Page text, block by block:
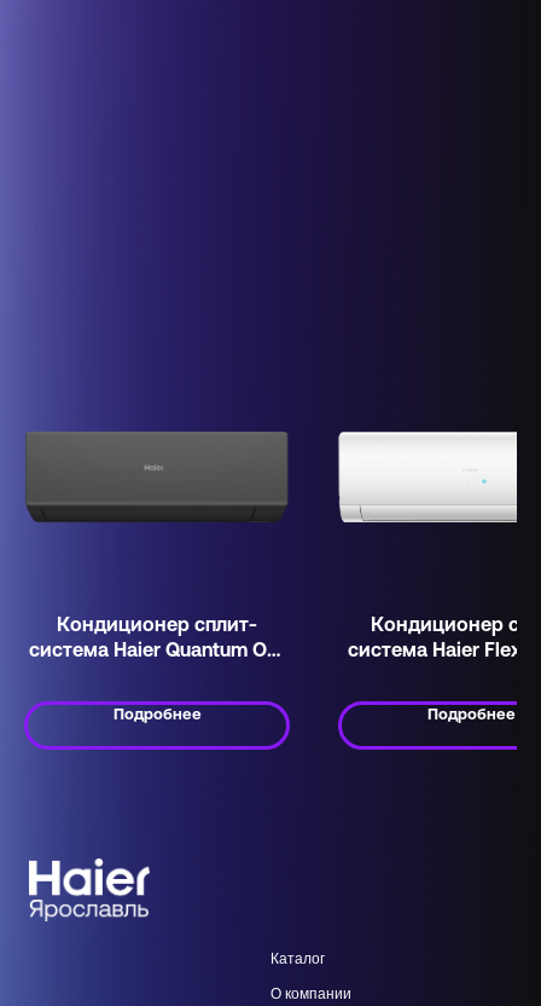
Кондиционер сплит-
система Haier Quantum On-
Подробнее
Кондиционер
система Haier Flexis
Подробнее
Каталог
О компании